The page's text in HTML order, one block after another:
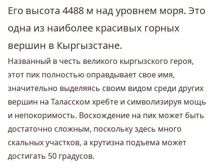
Его высота 4488 м над уровнем моря. Это
одна из наиболее красивых горных
вершин в Кыргызстане.
Названный в честь великого кыргызского героя,
этот пик полностью оправдывает свое имя,
значительно выделяясь своим видом среди других
вершин на Таласском хребте и символизируя мощь
и непокоримость. Восхождение на пик может быть
достаточно сложным, поскольку здесь много
скальных участков, а крутизна подъема может
достигать 50 градусов.